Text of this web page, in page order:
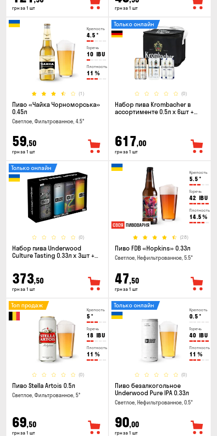
грн за 1 шт грн за 1 шт
Крепость
4.5 °
Горечь
10 IBU
Плотность
11 %
(1)
Пиво «Чайка Чорноморська»
0.45л
Светлое, Фильтрованное, 4.5°
59,50
грн за 1 шт
(0)
Только онлайн
Набор пива Krombacher в
ассортименте 0.5л х 6шт +
617,00
грн за 1 шт
(0)
Только онлайн
Набор пива Underwood
Culture Tasting 0.33л x 3шт +
373,50
грн за 1 шт
Крепость
5.5 °
Горечь
42 IBU
Плотность
14.5 %
(28)
Пиво FDB «Hopkins» 0.33л
Светлое, Нефильтрованное, 5.5°
47,50
грн за 1 шт
Крепость
5 °
Горечь
18 IBU
Плотность
11 %
(0)
Топ продаж
Пиво Stella Artois 0.5л
Светлое, Фильтрованное, 5°
69,50
грн за 1 шт
Крепость
0.5 °
Горечь
40 IBU
Плотность
11 %
(0)
Только онлайн
Пиво безалкогольное
Underwood Pure IPA 0.33л
Светлое, Нефильтрованное, 0.5°
90,00
грн за 1 шт